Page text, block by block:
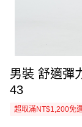
男裝 舒適彈
43
超取滿NT$1,200免